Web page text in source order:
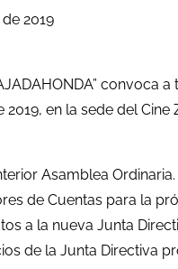
2019
en la sede del
Asamblea
de Cuentas para la
a la nueva Junta
de la Junta Directiva